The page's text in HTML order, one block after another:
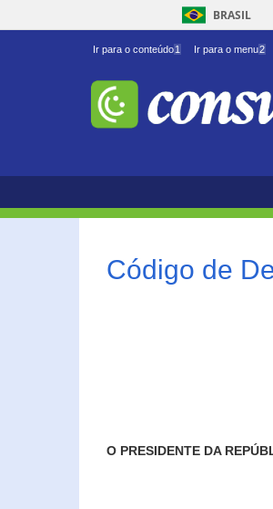
BRASIL
Ir para o conteúdo1 Ir para o menu2
Código de
O PRESIDENTE DA